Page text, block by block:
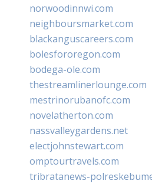
norwoodinnwi.com
neighboursmarket.com
blackanguscareers.com
bolesfororegon.com
bodega-ole.com
thestreamlinerlounge.com
mestrinorubanofc.com
novelatherton.com
nassvalleygardens.net
electjohnstewart.com
omptourtravels.com
tribratanews-